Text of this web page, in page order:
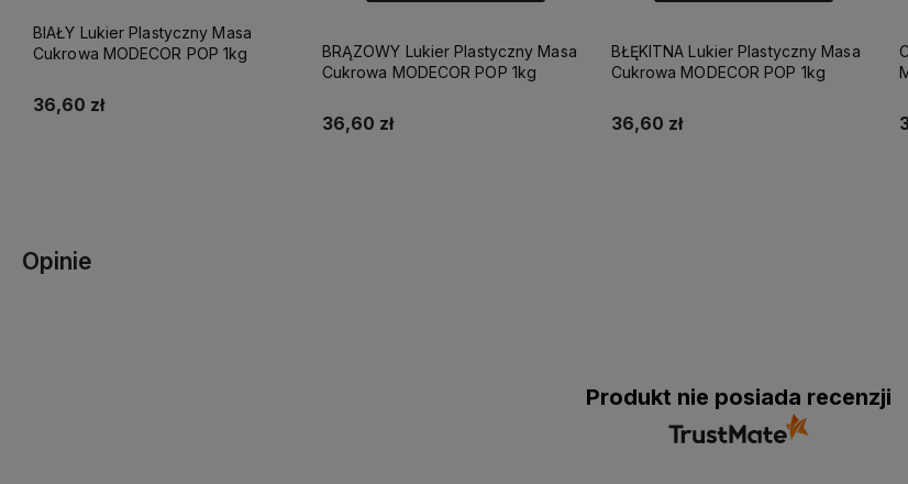
BIAŁY Lukier Plastyczny Masa
Cukrowa MODECOR POP 1kg
36,60 zł
BRĄZOWY Lukier Plastyczny Masa
Cukrowa MODECOR POP 1kg
36,60 zł
BŁĘKITNA Lukier Plastyczny Masa
Cukrowa MODECOR POP 1kg
36,60 zł
Opinie
Produkt nie posiada recenzji